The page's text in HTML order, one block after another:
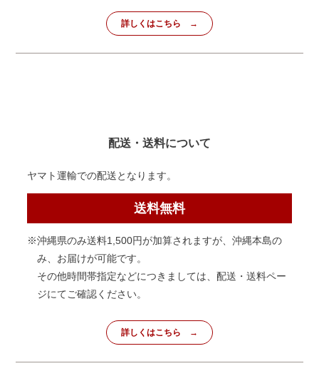
詳しくはこちら
配送・送料について
ヤマト運輸での配送となります。
送料無料
※沖縄県のみ送料1,500円が加算されますが、沖縄本島の
み、お届けが可能です。
その他時間帯指定などにつきましては、配送・送料ペー
ジにてご確認ください。
詳しくはこちら